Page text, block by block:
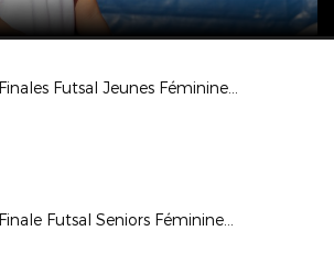
Finales Futsal Jeunes Féminines 2025
Finale Futsal Seniors Féminines 2024-2025